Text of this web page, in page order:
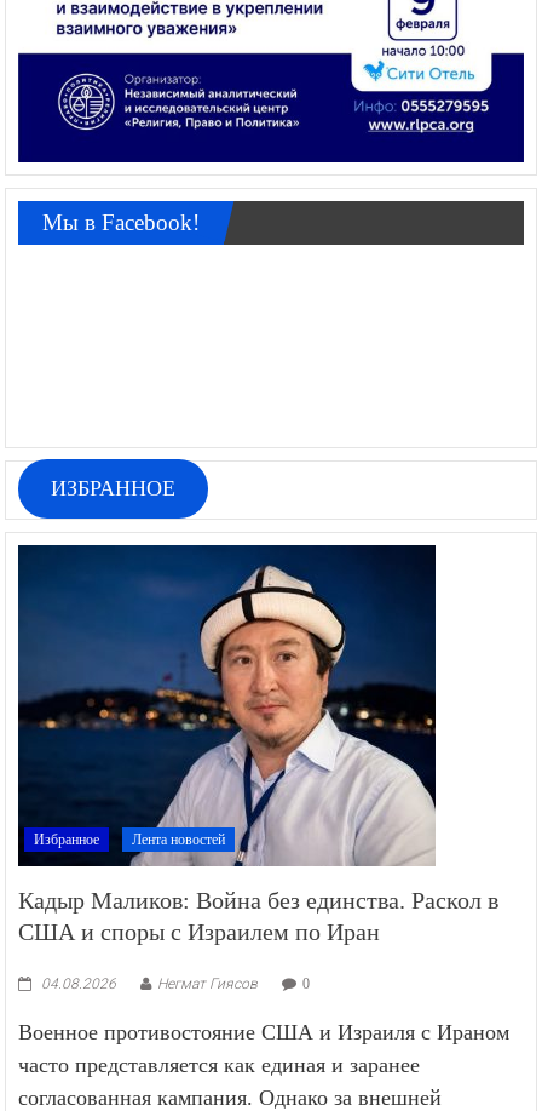
Мы в Facebook!
ИЗБРАННОЕ
Избранное Лента новостей
Кадыр Маликов: Война без единства. Раскол в
США и споры с Израилем по Иран
04.08.2026 Негмат Гиясов 0
Военное противостояние США и Израиля с Ираном
часто представляется как единая и заранее
согласованная кампания. Однако за внешней